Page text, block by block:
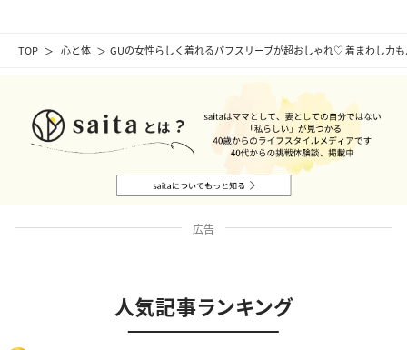
TOP 心と体 GUの女性らしく着れるパフスリーブが超おしゃれ♡ 着まわし力
広告
人気記事ランキング